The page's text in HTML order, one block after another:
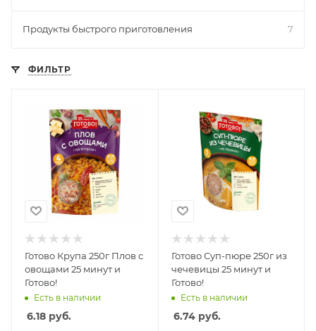
Продукты быстрого приготовления 7
ФИЛЬТР
Готово Крупа 250г Плов с
овощами 25 минут и
Готово!
Есть в наличии
6.18 руб.
Готово Суп-пюре 250г из
чечевицы 25 минут и
Готово!
Есть в наличии
6.74руб.